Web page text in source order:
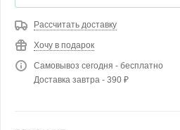
Рассчитать доставку
Хочу в подарок
Самовывоз сегодня - бесплатно
Доставка завтра - 390 ₽